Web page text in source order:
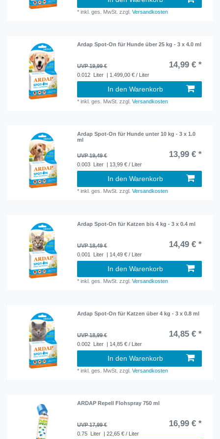
*inkl. ges. MwSt. zzgl.Versandkosten
Ardap Spot-On für Hunde über 25 kg - 3 x 4.0 ml
UVP 19,99 € 14,99 € *
0.012 Liter | 1.499,00 € / Liter
In den Warenkorb
*inkl. ges. MwSt. zzgl.Versandkosten
Ardap Spot-On für Hunde unter 10 kg - 3 x 1.0
ml
UVP 19,49 € 13,99 € *
0.003 Liter | 13,99 € / Liter
In den Warenkorb
*inkl. ges. MwSt. zzgl.Versandkosten
Ardap Spot-On für Katzen bis 4 kg - 3 x 0.4 ml
UVP 18,49 € 14,49 € *
0.001 Liter | 14,49 € / Liter
In den Warenkorb
*inkl. ges. MwSt. zzgl.Versandkosten
Ardap Spot-On für Katzen über 4 kg - 3 x 0.8 ml
UVP 18,99 € 14,85 € *
0.002 Liter | 14,85 € / Liter
In den Warenkorb
*inkl. ges. MwSt. zzgl.Versandkosten
ARDAP Repell Flohspray 750 ml
UVP 17,99 € 16,99 € *
0.75 Liter | 22,65 € / Liter